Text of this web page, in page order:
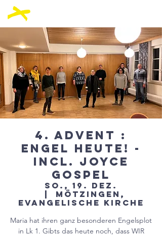
4. Advent :
Engel heute! -
Incl. joYce
Gospel
So., 19. Dez.
Mötzingen,
evangelische Kirche
Maria hat ihren ganz besonderen Engelsplot
in Lk 1. Gibts das heute noch, dass WIR